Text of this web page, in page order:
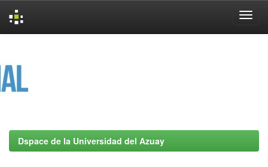
Dspace de la Universidad del Azuay